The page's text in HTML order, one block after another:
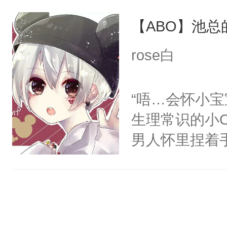
上说不要，
多就是伪强制
也要踩着刀
死不屈。……
后期忠犬太子
he。
从闻家讨回
背，眼里是致
离开。”-骨子
秘密，低声笑
原来是在偷
的孩子，才能
【ABO】池
rose白
“唔…会怀小
生理常识的小
男人怀里捏着